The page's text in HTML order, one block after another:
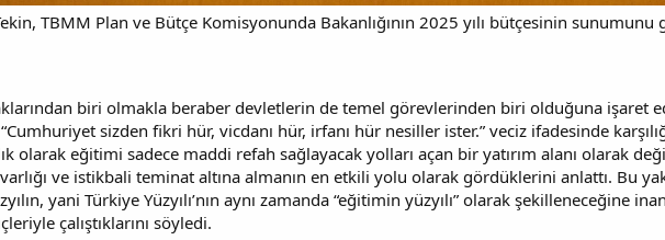
TBMM Plan ve Bütçe Komisyonunda Bakanlığının 2025 yılı bütçesinin sunumunu
biri olmakla beraber devletlerin de temel görevlerinden biri olduğuna işaret
sizden fikri hür, vicdanı hür, irfanı hür nesiller ister.” veciz ifadesinde
olarak eğitimi sadece maddi refah sağlayacak yolları açan bir yatırım alanı olarak
ve istikbali teminat altına almanın en etkili yolu olarak gördüklerini anlattı. Bu
yani Türkiye Yüzyılı’nın aynı zamanda “eğitimin yüzyılı” olarak şekilleneceğine
çalıştıklarını söyledi.